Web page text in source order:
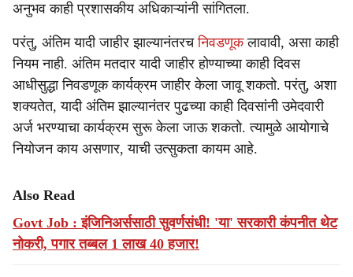
अनुभव काही प्रशासकीय अधिकाऱ्यांनी सांगितला.
परंतु, अंतिम यादी जाहीर झाल्यानंतरचनिवडणूकलावावी, असा काही
नियम नाही. अंतिम मतदार यादी जाहीर होण्याच्या काही दिवस
आधीसुद्धा निवडणूक कार्यक्रम जाहीर केला जावू शकतो. परंतु, अशा
शक्यतेत, यादी अंतिम झाल्यानंतर पुढच्या काही दिवसांनी उमेदवारी
अर्ज भरण्याचा कार्यक्रम सुरू केला जाऊ शकतो. त्यामुळे आयोगाचे
नियोजन काय असणार, याची उत्सुकता कायम आहे.
Also Read
Govt Job : इंजिनिअर्ससाठी सुवर्णसंधी! 'या' सरकारी कंपनीत थेट
नोकरी, पगार तब्बल 1 लाख 40 हजार!